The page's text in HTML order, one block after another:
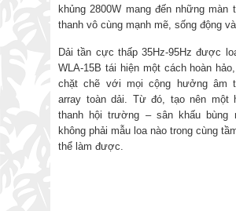
khủng 2800W mang đến những màn
thanh vô cùng mạnh mẽ, sống động và
Dải tần cực thấp 35Hz-95Hz được
WLA-15B tái hiện một cách hoàn
chặt chẽ với mọi cộng hưởng âm
array toàn dải. Từ đó, tạo nên một
thanh hội trường – sân khấu bùng
không phải mẫu loa nào trong cùng
thể làm được.